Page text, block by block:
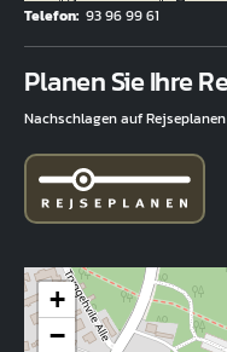
Telefon 93 96 99 61
Planen Sie Ihre
Nachschlagen auf
+
−